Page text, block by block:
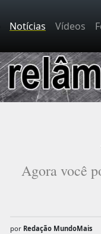
Notícias Vídeos
Agora você
por Redação MundoMais